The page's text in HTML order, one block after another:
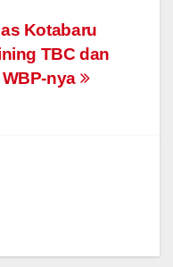
Kotabaru
TBC dan
WBP-nya